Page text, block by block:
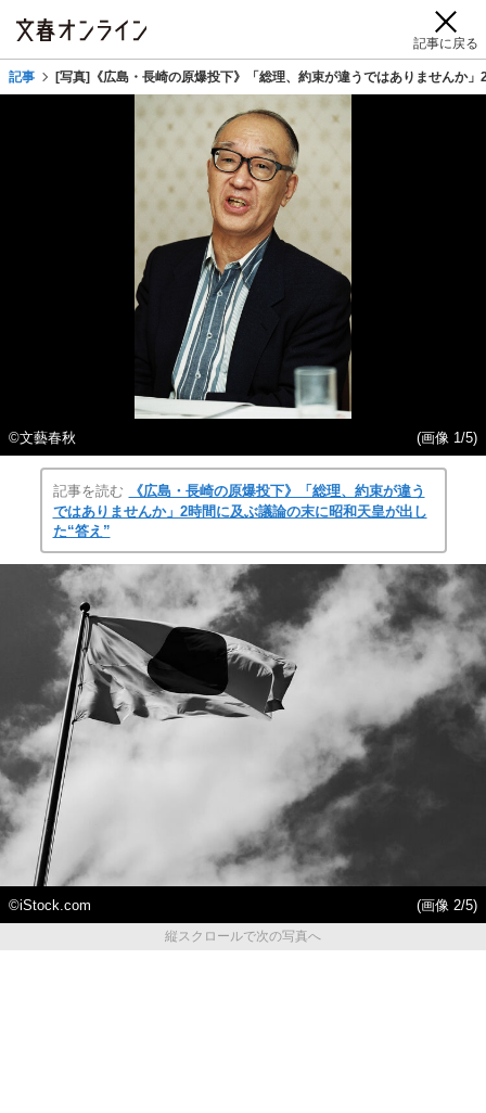
記事に戻る
記事 [写真]《広島・長崎の原爆投下》「総理、約束が違うではありませんか
©文藝春秋 (画像 1/5)
記事を読む
《広島・長崎の原爆投下》「総理、約束が違う
ではありませんか」2時間に及ぶ議論の末に昭和天皇が出し
た“答え”
©iStock.com
(画像 2/5)
縦スクロールで次の写真へ